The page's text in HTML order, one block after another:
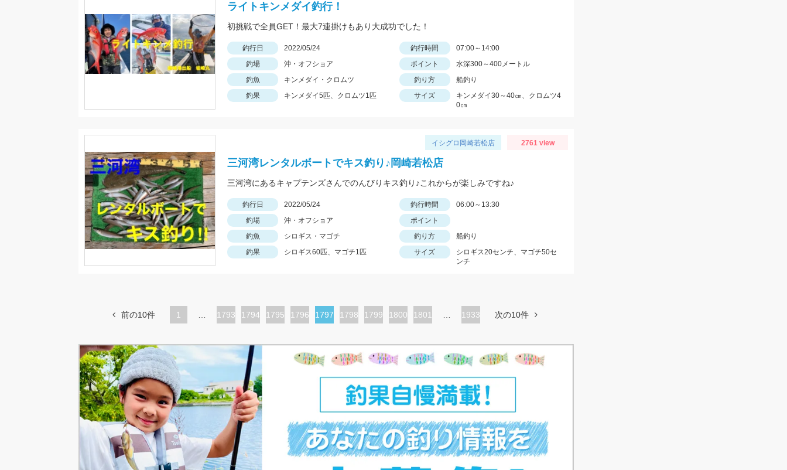
ライトキンメダイ釣行！
初挑戦で全員GET！最大7連掛けもあり大成功でした！
釣行日 2022/05/24 釣行時間
07:00～14:00
釣場
沖・オフショア ポイント
水深300～400メートル
釣魚
キンメダイ・クロムツ 釣り方
船釣り
釣果
キンメダイ5匹、クロムツ1匹 サイズ
キンメダイ30～40㎝、クロムツ4
0㎝
イシグロ岡崎若松店 2761 view
三河湾レンタルボートでキス釣り♪岡崎若松店
三河湾にあるキャプテンズさんでのんびりキス釣り♪これからが楽しみですね♪
釣行日 2022/05/24 釣行時間
06:00～13:30
釣場
沖・オフショア
ポイント
釣魚
シロギス・マゴチ 釣り方
船釣り
釣果
シロギス60匹、マゴチ1匹 サイズ
シロギス20センチ、マゴチ50セ
ンチ
前の10件 1
ペ
1793
ペ
ジ
1794
ペ
1795
ペ
1796
カ
ト
ジ
1797
ペ
1798
ペ
1799
ペ
1800
ペ
1801 1933 次の10件